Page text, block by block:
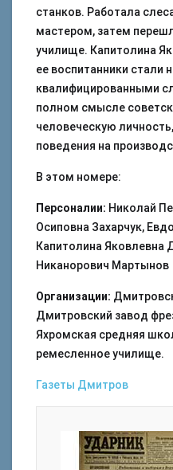
станков. Работала
мастером, затем
училище. Капитолина
ее воспитанники стали
квалифицированными
полном смысле
человеческую
поведения на
В этом номере:
Персоналии: Николай
Осиповна Захарчук,
Капитолина Яковлевна
Никанорович Мартынов
Организации:
Дмитровский завод
Яхромская средняя
ремесленное училище.
Газеты Дмитров